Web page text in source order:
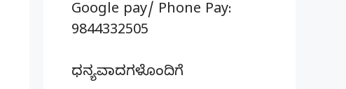
Google pay/ Phone Pay:
9844332505
ಧನ್ಯವಾದಗಳೊಂದಿಗೆ